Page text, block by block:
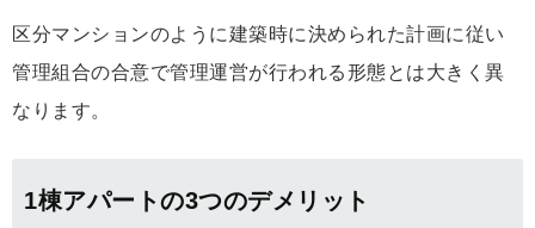
区分マンションのように建築時に決められた計画に従い
管理組合の合意で管理運営が行われる形態とは大きく異
なります。
1棟アパートの3つのデメリット